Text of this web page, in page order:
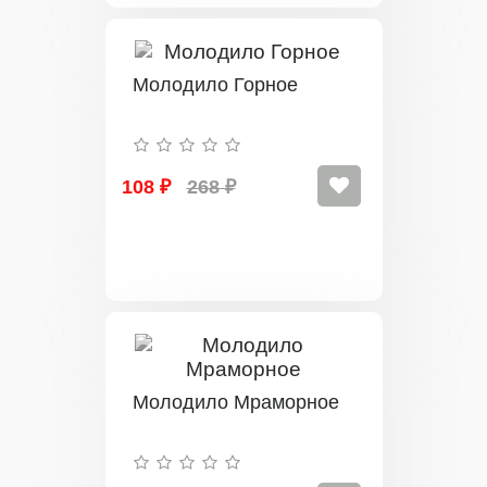
Молодило Горное
108 ₽ 268 ₽
Молодило Мраморное